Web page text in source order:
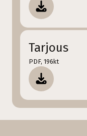
Tarjous
PDF, 196kt